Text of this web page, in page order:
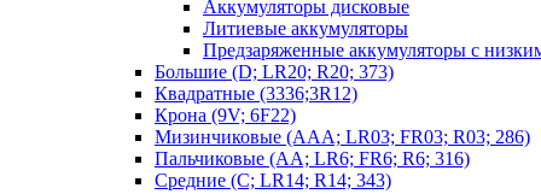
Аккумуляторы дисковые
Литиевые аккумуляторы
Предзаряженные аккумуляторы с
Большие (D; LR20; R20; 373)
Квадратные (3336;3R12)
Крона (9V; 6F22)
Мизинчиковые (AAA; LR03; FR03; R03; 286)
Пальчиковые (AA; LR6; FR6; R6; 316)
Средние (C; LR14; R14; 343)